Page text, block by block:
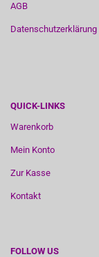
AGB
Datenschutzerklärung
QUICK-LINKS
Warenkorb
Mein Konto
Zur Kasse
Kontakt
FOLLOW US